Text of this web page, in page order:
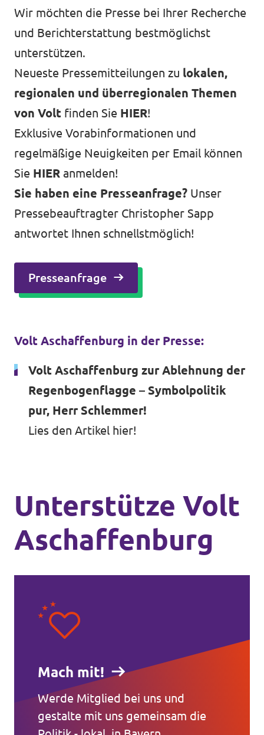
Wir möchten die Presse bei Ihrer Recherche
und Berichterstattung bestmöglichst
unterstützen.
Neueste Pressemitteilungen zu lokalen,
regionalen und überregionalen Themen
von Volt finden Sie HIER!
Exklusive Vorabinformationen und
regelmäßige Neuigkeiten per Email können
Sie HIER anmelden!
Sie haben eine Presseanfrage? Unser
Pressebeauftragter Christopher Sapp
antwortet Ihnen schnellstmöglich!
Presseanfrage
Volt Aschaffenburg in der Presse:
Volt Aschaffenburg zur Ablehnung der
Regenbogenflagge – Symbolpolitik
pur, Herr Schlemmer!
Lies den Artikel hier!
Unterstütze Volt
Aschaffenburg
Mach mit!
Werde Mitglied bei uns und
gestalte mit uns gemeinsam die